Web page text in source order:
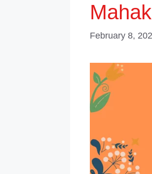
February 8,